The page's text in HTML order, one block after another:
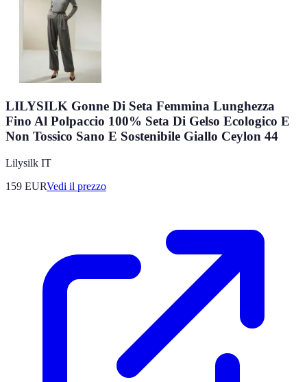
LILYSILK Gonne Di Seta Femmina Lunghezza
Fino Al Polpaccio 100% Seta Di Gelso Ecologico E
Non Tossico Sano E Sostenibile Giallo Ceylon 44
Lilysilk IT
159 EURVedi il prezzo